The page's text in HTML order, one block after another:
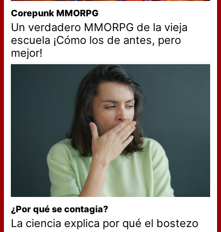
Corepunk MMORPG
Un verdadero MMORPG de la vieja
escuela ¡Cómo los de antes, pero
mejor!
¿Por qué se contagia?
La ciencia explica por qué el bostezo